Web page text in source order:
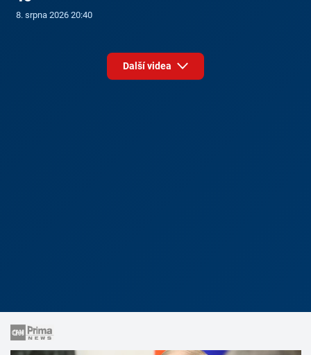
8. srpna 2026 20:40
Další videa